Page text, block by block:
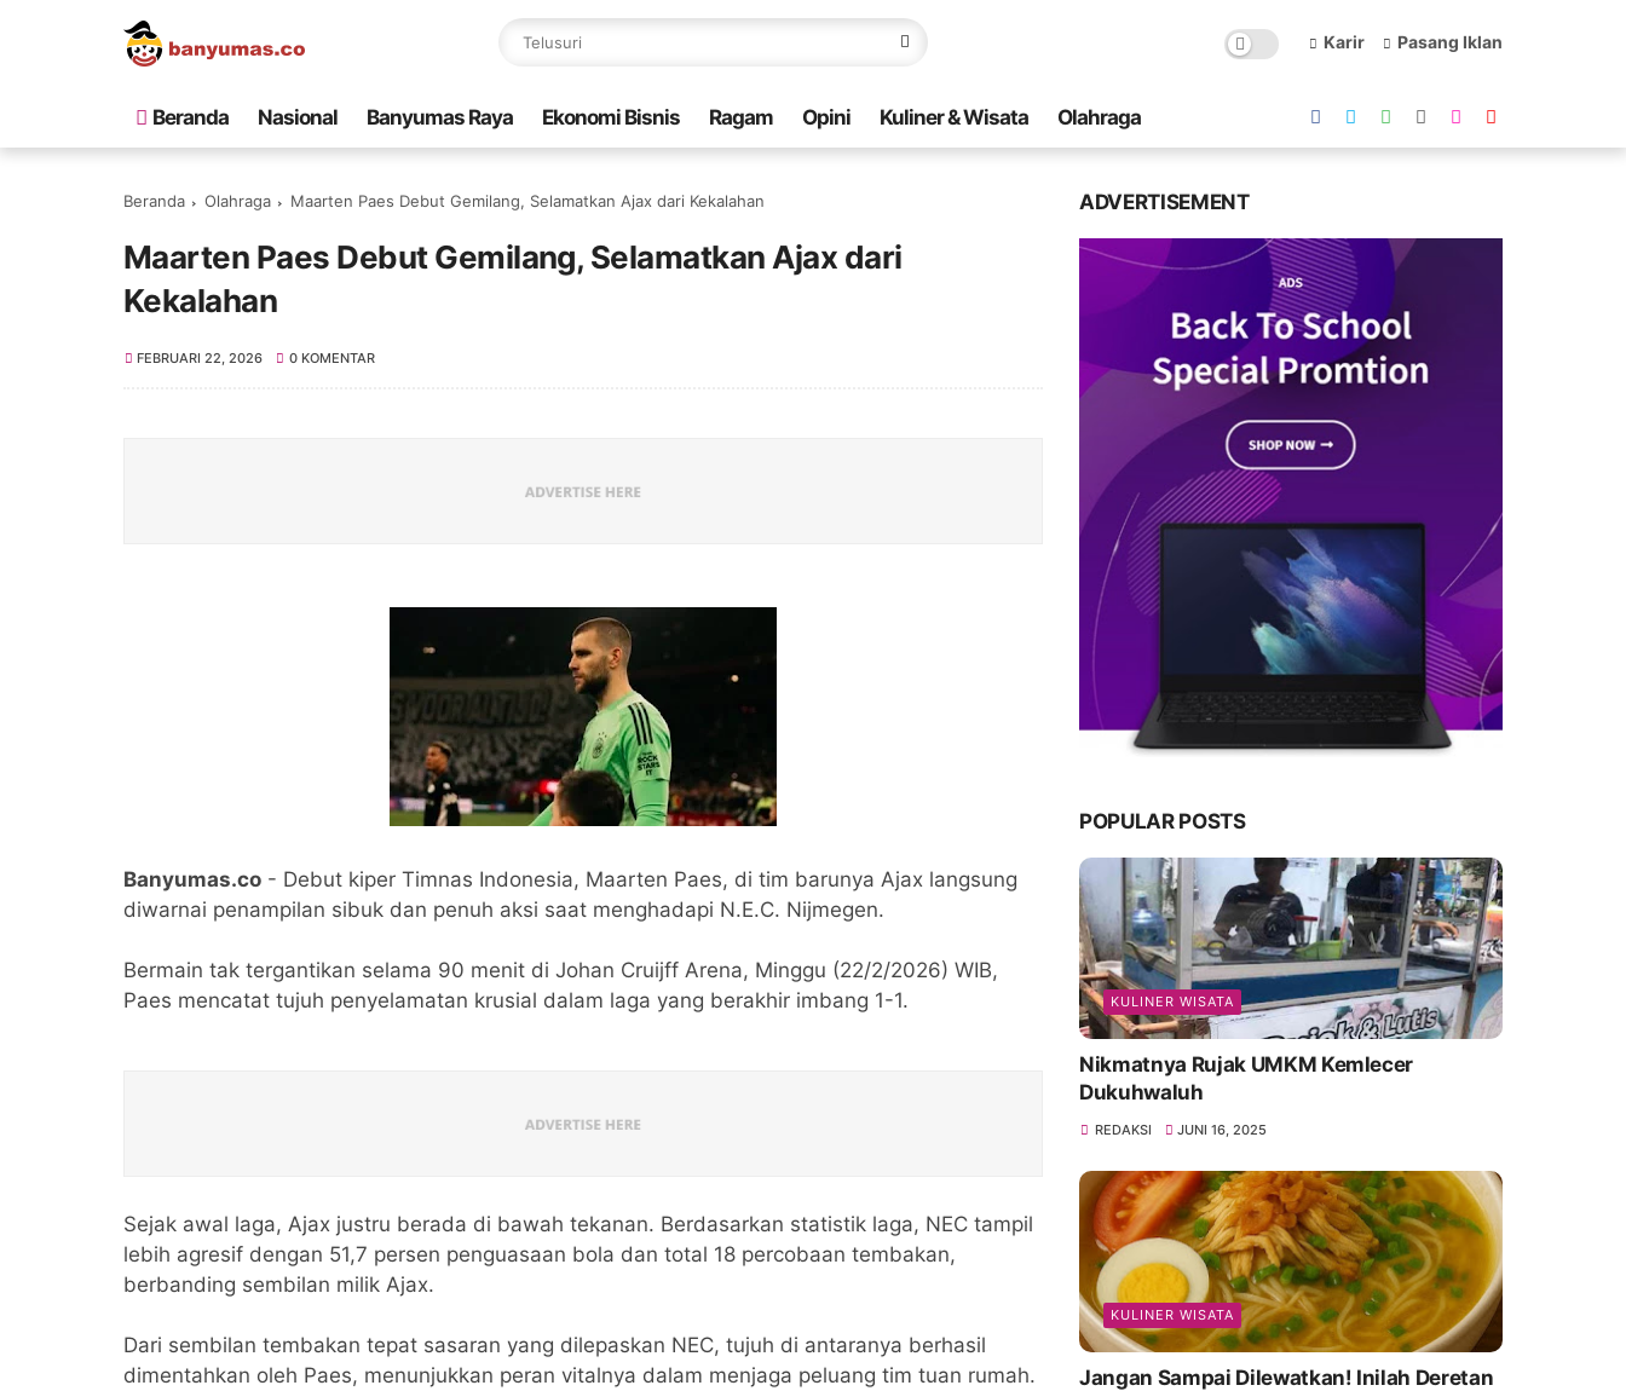
Karir Pasang Iklan
Beranda Nasional Banyumas Raya Ekonomi Bisnis Ragam Opini Kuliner & Wisata Olahraga
Beranda Olahraga Maarten Paes Debut Gemilang, Selamatkan Ajax dari Kekalahan
Maarten Paes Debut Gemilang, Selamatkan Ajax dari
Kekalahan
FEBRUARI 22, 2026 0 KOMENTAR
Banyumas.co - Debut kiper Timnas Indonesia, Maarten Paes, di tim barunya Ajax langsung
diwarnai penampilan sibuk dan penuh aksi saat menghadapi N.E.C. Nijmegen.
Bermain tak tergantikan selama 90 menit di Johan Cruijff Arena, Minggu (22/2/2026) WIB,
Paes mencatat tujuh penyelamatan krusial dalam laga yang berakhir imbang 1-1.
Sejak awal laga, Ajax justru berada di bawah tekanan. Berdasarkan statistik laga, NEC tampil
lebih agresif dengan 51,7 persen penguasaan bola dan total 18 percobaan tembakan,
berbanding sembilan milik Ajax.
Dari sembilan tembakan tepat sasaran yang dilepaskan NEC, tujuh di antaranya berhasil
dimentahkan oleh Paes, menunjukkan peran vitalnya dalam menjaga peluang tim tuan rumah.
ADVERTISEMENT
POPULAR POSTS
KULINER WISATA
Nikmatnya Rujak UMKM Kemlecer
Dukuhwaluh
REDAKSI JUNI 16, 2025
KULINER WISATA
Jangan Sampai Dilewatkan! Inilah Deretan